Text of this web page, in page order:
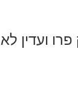
ועדין